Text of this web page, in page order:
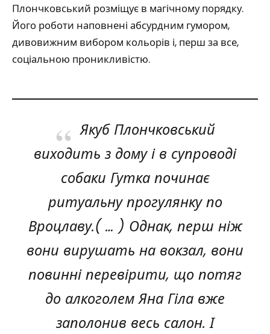
Плончковський розміщує в магічному порядку.
Його роботи наповнені абсурдним гумором,
дивовижним вибором кольорів і, перш за все,
соціальною проникливістю.
Якуб Плончковський
виходить з дому і в супроводі
собаки Гутка починає
ритуальну прогулянку по
Вроцлаву.( … ) Однак, перш ніж
вони вирушать на вокзал, вони
повинні перевірити, що потяг
до алкоголем Яна Гіла вже
заполонив весь салон. І